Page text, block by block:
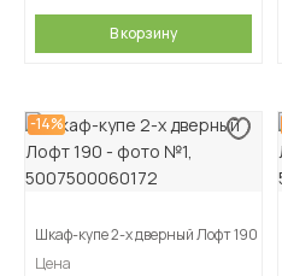
В корзину
-14%
Шкаф-купе 2-х дверный Лофт 190
Цена